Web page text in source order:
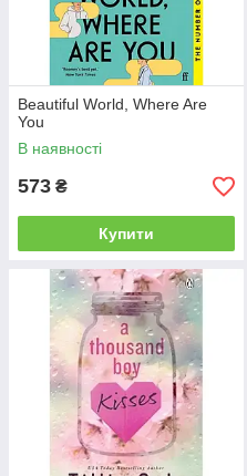
Beautiful World, Where Are
You
В наявності
573 ₴
Купити